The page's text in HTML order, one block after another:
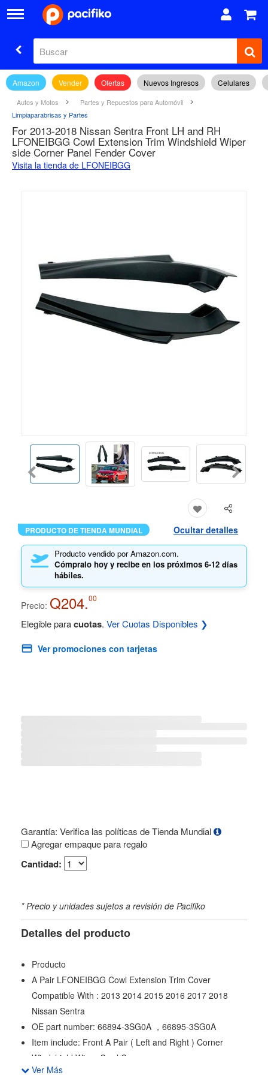
Amazon Vender Ofertas Nuevos Ingresos Celulares
Autos y Motos
Partes y Repuestos para Automóvil
Limpiaparabrisas y Partes
For 2013-2018 Nissan Sentra Front LH and RH
LFONEIBGG Cowl Extension Trim Windshield Wiper
side Corner Panel Fender Cover
Visita la tienda de LFONEIBGG
PRODUCTO DE TIENDA MUNDIAL Ocultar detalles
Producto vendido por Amazon.com.
Cómpralo hoy y recibe en los próximos 6-12 días
hábiles.
Precio: Q204.00
Elegible paracuotas. Ver Cuotas Disponibles ❯
Ver promociones con tarjetas
Garantía: Verifica las políticas de Tienda Mundial
Agregar empaque para regalo
Cantidad:
* Precio y unidades sujetos a revisión de Pacifiko
Detalles del producto
Producto
A Pair LFONEIBGG Cowl Extension Trim Cover
Compatible With : 2013 2014 2015 2016 2017 2018
Nissan Sentra
OE part number: 66894-3SG0A ，66895-3SG0A
Item include: Front A Pair ( Left and Right ) Corner
Windshield Wiper Cowl Cover
Ver Más